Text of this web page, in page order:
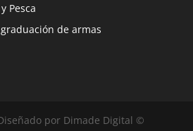
Pesca
de armas
por Dimade Digital ©